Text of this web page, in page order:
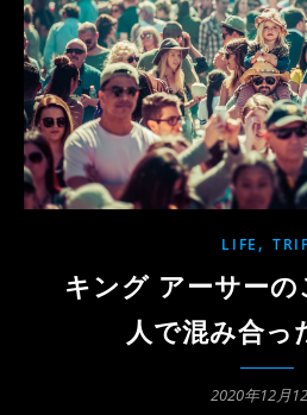
LIFE ,
キング アーサー
人で混み合っ
2020年12月